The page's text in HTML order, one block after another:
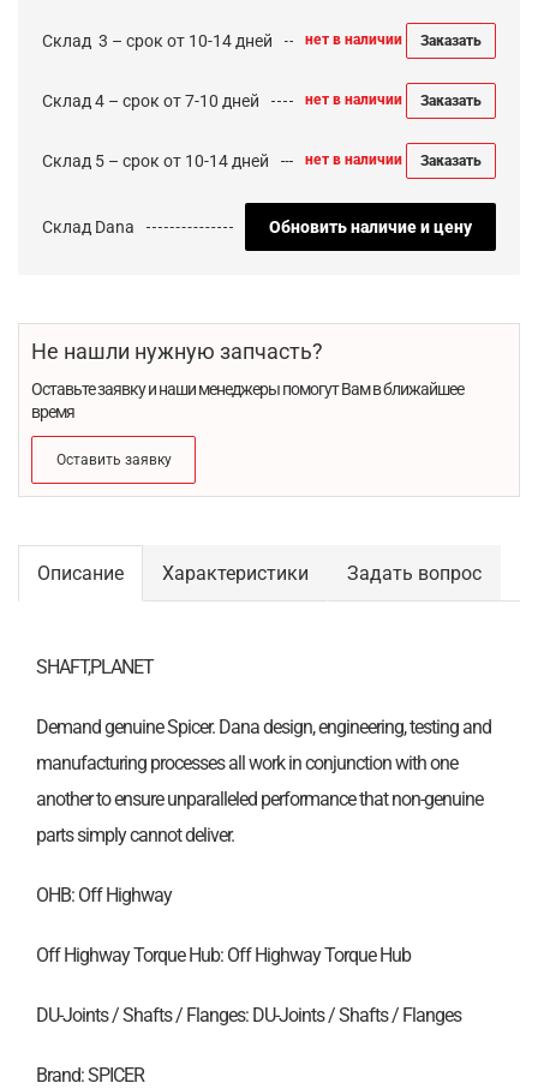
Cклад 3 – срок от 10-14 дней нет в наличии Заказать
Склад 4 – срок от 7-10 дней нет в наличии Заказать
Склад 5 – срок от 10-14 дней нет в наличии Заказать
Склад Dana Обновить наличие и цену
Не нашли нужную запчасть?
Оставьте заявку и наши менеджеры помогут Вам в ближайшее
время
Оставить заявку
Описание Характеристики Задать вопрос
SHAFT,PLANET
Demand genuine Spicer. Dana design, engineering, testing and
manufacturing processes all work in conjunction with one
another to ensure unparalleled performance that non-genuine
parts simply cannot deliver.
OHB: Off Highway
Off Highway Torque Hub: Off Highway Torque Hub
DU-Joints / Shafts / Flanges: DU-Joints / Shafts / Flanges
Brand: SPICER